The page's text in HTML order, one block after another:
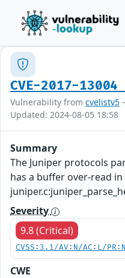
CVE-2017-13004
Vulnerability from cvelistv5
Updated: 2024-08-05 18:58
Summary
The Juniper protocols
has a buffer over-read
Severity
9.8 (Critical)
CVSS:3.1/AV:N/AC:L/
CWE